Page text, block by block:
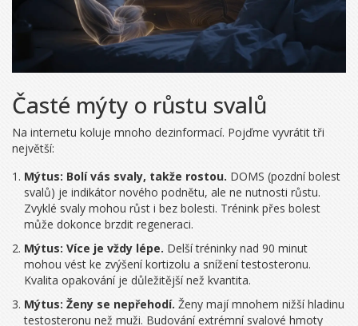
Časté mýty o růstu svalů
Na internetu koluje mnoho dezinformací. Pojďme vyvrátit tři
největší:
Mýtus: Bolí vás svaly, takže rostou. DOMS (pozdní bolest
svalů) je indikátor nového podnětu, ale ne nutnosti růstu.
Zvyklé svaly mohou růst i bez bolesti. Trénink přes bolest
může dokonce brzdit regeneraci.
Mýtus: Více je vždy lépe. Delší tréninky nad 90 minut
mohou vést ke zvýšení kortizolu a snížení testosteronu.
Kvalita opakování je důležitější než kvantita.
Mýtus: Ženy se nepřehodí. Ženy mají mnohem nižší hladinu
testosteronu než muži. Budování extrémní svalové hmoty